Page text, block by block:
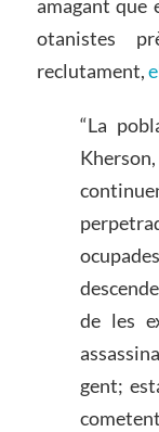
amagant que
otanistes
reclutament,
“La
de les
gent;